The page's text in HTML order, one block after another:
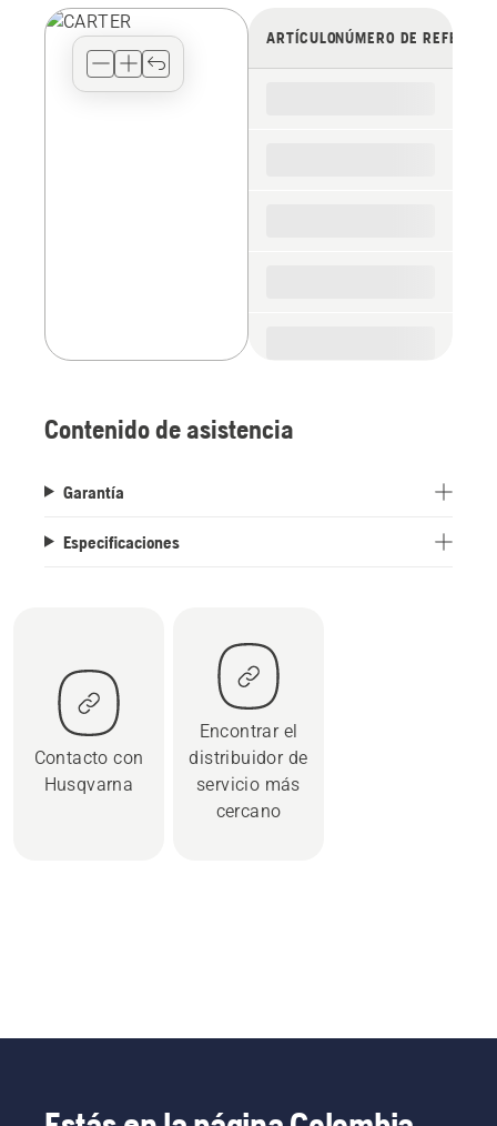
view
ARTÍCULONÚMERO DE
Contenido de asistencia
Garantía
Especificaciones
Contacto con
Husqvarna
Encontrar el
distribuidor de
servicio más
cercano